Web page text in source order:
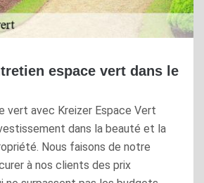
espace vert dans le
vert avec Kreizer Espace Vert
dans la beauté et la
Nous faisons de notre
à nos clients des prix